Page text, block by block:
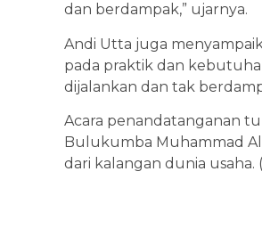
dan berdampak,” ujarnya.
Andi Utta juga
pada praktik dan
dijalankan dan tak
Acara penandatanganan
Bulukumba Muhammad
dari kalangan dunia usaha.